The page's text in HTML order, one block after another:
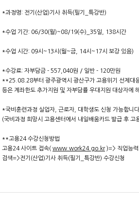
*과정명: 전기(산업)기사 취득(필기_특강반)
*수업 기간: 06/30(월)~08/19(수)_35일, 138시간
*수업 시간: 09시~13시(월~금, 14시~17시 보강 있음)
*수강료: 자부담금 - 557,040원 / 일반 - 120만원
**25.08.28부터 광주광역시 광산구가 고용위기 선제대
등은 계좌한도 추가지원 및 자부담률 우대지원 대상자에
*국비훈련과정 실업자, 근로자, 대학생도 신청 가능합니
(국비과정 희망시 고용센터에서 내일배움카드 발급 후 고
**고용24 수강신청방법
고용24 사이트 접속( www.work24.go.kr)=> 직업능력
검색=>전기(산업)기사 취득(필기_특강반) 수강신청